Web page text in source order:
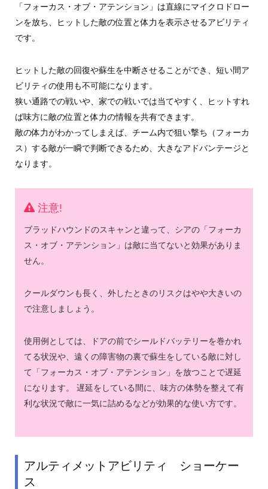
「フォーカス・オブ・アテンション」は直線にマイクロドロー
ンを放ち、ヒットした敵の位置と体力を表示させるアビリティ
です。
ヒットした敵の回復や蘇生を中断させることができ、短い間ア
ビリティの使用も不可能になります。
狭い通路での戦いや、家での戦いでは当てやすく、ヒットすれ
ば味方に敵の位置と体力の情報を共有できます。
敵の体力がわかってしまえば、チーム内で狙い撃ち（フォーカ
ス）する敵が一瞬で判断できるため、大きなアドバンテージと
なります。
注意!
ブラッドハウンドのスキャンと違って、シアの「フォーカ
ス・オブ・アテンション」は敵に当てないと効果がありま
せん。
クールダウンも長く、外したときのリスクはやや大きいの
で注意しましょう。
使用例としては、ドアの前でシールドバッテリーを巻かれ
てる状況や、遠くの障害物の裏で蘇生をしている敵に対し
て「フォーカス・オブ・アテンション」を放つことで遅延
になります。 遅延をしている間に、味方の体勢を整えて有
利な状況で敵に一気に詰めるなどが効果的な使い方です。
アルティメットアビリティ ショーケー
ス